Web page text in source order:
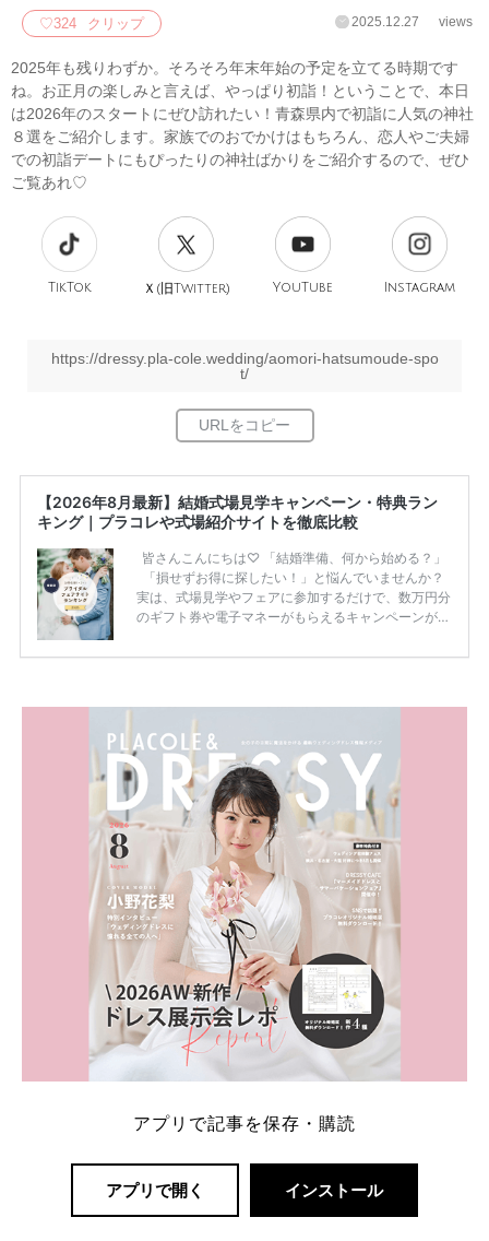
♡324 クリップ 2025.12.27 views
2025年も残りわずか。そろそろ年末年始の予定を立てる時期です
ね。お正月の楽しみと言えば、やっぱり初詣！ということで、本日
は2026年のスタートにぜひ訪れたい！青森県内で初詣に人気の神社
８選をご紹介します。家族でのおでかけはもちろん、恋人やご夫婦
での初詣デートにもぴったりの神社ばかりをご紹介するので、ぜひ
ご覧あれ♡
TikTok Ｘ(旧Twitter) YouTube Instagram
https://dressy.pla-cole.wedding/aomori-hatsumoude-spo
t/
【2026年8月最新】結婚式場見学キャンペーン・特典ラン
キング｜プラコレや式場紹介サイトを徹底比較
皆さんこんにちは♡ 「結婚準備、何から始める？」
「損せずお得に探したい！」と悩んでいませんか？
実は、式場見学やフェアに参加するだけで、数万円分
のギフト券や電子マネーがもらえるキャンペーンがあ
ため、比較せずに選ぶと損をしてしまうことも……。
内容：特典金額・条件・応募方法・注意点 「どこが
一番お得？」「プラコレの特典は？」といった疑問も
解決します。 まずは診断で候補を絞れる「ウェディ
ング診断」か、体験型 […]
続きを読む
アプリで記事を保存・購読
アプリで開く インストール